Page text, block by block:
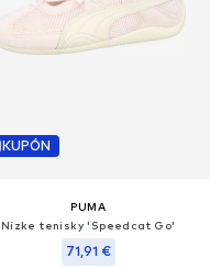
KUPÓN
PUMA
Nízke tenisky 'Speedcat Go'
71,91 €